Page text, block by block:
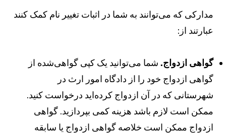
مدارکی که می‌توانند به شما در اثبات تغییر نام کمک کنند
عبارتند از:
گواهی ازدواج.شما می‌توانید یک کپی گواهی‌شده از
گواهی ازدواج خود را از دادگاه امور ارث در
شهرستانی که در آن ازدواج کرده‌اید درخواست کنید.
ممکن است لازم باشد هزینه کمی بپردازید. گواهی
ازدواج ممکن است خلاصه گواهی ازدواج یا سابقه